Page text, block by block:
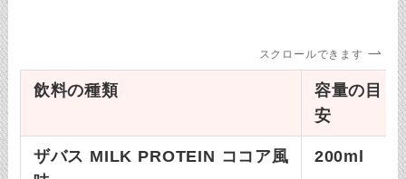
スクロールできます
飲料の種類
容量の目
安
ザバス MILK PROTEIN ココア風
200ml